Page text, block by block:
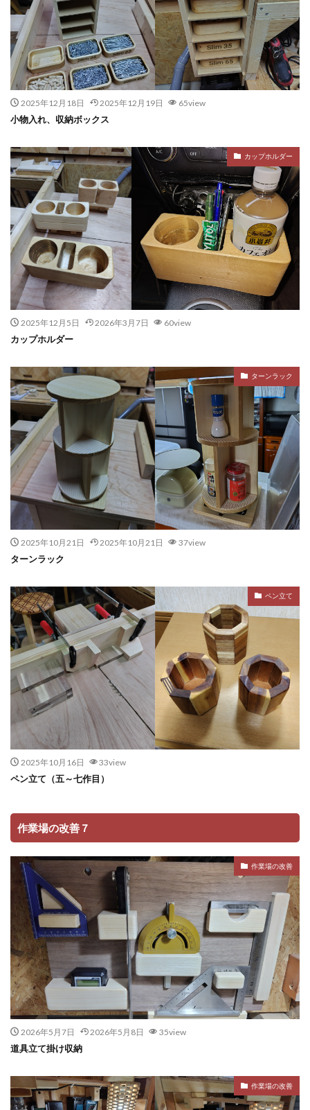
2025年12月18日 2025年12月19日 65view
小物入れ、収納ボックス
カップホルダー
2025年12月5日 2026年3月7日 60view
カップホルダー
ターンラック
2025年10月21日 2025年10月21日 37view
ターンラック
ペン立て
2025年10月16日 33view
ペン立て（五～七作目）
作業場の改善７
作業場の改善
2026年5月7日 2026年5月8日 35view
道具立て掛け収納
作業場の改善